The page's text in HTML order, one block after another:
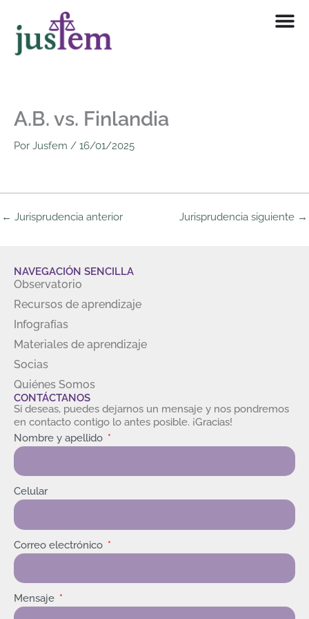
contenido
A.B. vs. Finlandia
Por Jusfem / 16/01/2025
← Jurisprudencia anterior Jurisprudencia siguiente →
NAVEGACIÓN SENCILLA
Observatorio
Recursos de aprendizaje
Infografías
Materiales de aprendizaje
Socias
Quiénes Somos
CONTÁCTANOS
Si deseas, puedes dejarnos un mensaje y nos pondremos
en contacto contigo lo antes posible. ¡Gracias!
Nombre y apellido
Celular
Correo electrónico
Mensaje